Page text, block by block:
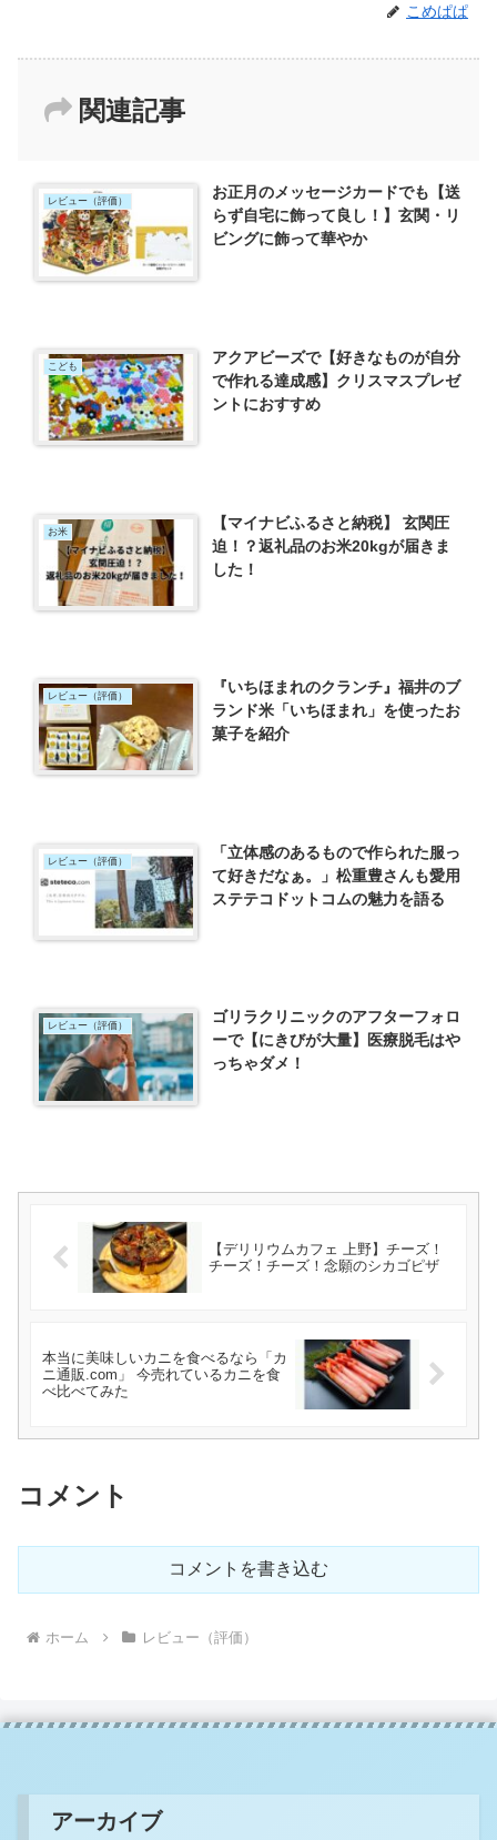
こめぱぱ
関連記事
レビュー（評価）
お正月のメッセージカードでも【送
らず自宅に飾って良し！】玄関・リ
ビングに飾って華やか
こども
アクアビーズで【好きなものが自分
で作れる達成感】クリスマスプレゼ
ントにおすすめ
お米
【マイナビふるさと納税】 玄関圧
迫！？返礼品のお米20kgが届きま
した！
レビュー（評価）
『いちほまれのクランチ』福井のブ
ランド米「いちほまれ」を使ったお
菓子を紹介
レビュー（評価）
「立体感のあるもので作られた服っ
て好きだなぁ。」松重豊さんも愛用
ステテコドットコムの魅力を語る
レビュー（評価）
ゴリラクリニックのアフターフォロ
ーで【にきびが大量】医療脱毛はや
っちゃダメ！
【デリリウムカフェ 上野】チーズ！
チーズ！チーズ！念願のシカゴピザ
本当に美味しいカニを食べるなら「カ
ニ通販.com」 今売れているカニを食
べ比べてみた
コメント
コメントを書き込む
ホーム レビュー（評価）
アーカイブ